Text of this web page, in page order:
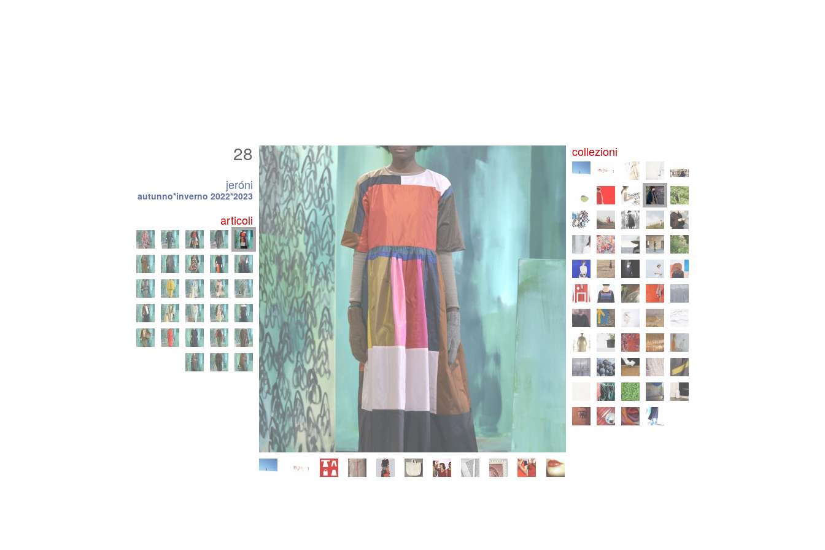
28
jeróni
autunno*inverno 2022*2023
articoli
collezioni